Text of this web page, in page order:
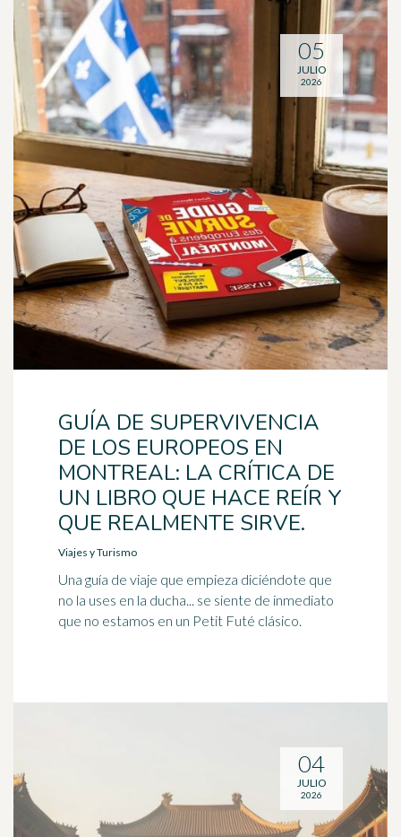
GUÍA DE SUPERVIVENCIA
DE LOS EUROPEOS EN
MONTREAL: LA CRÍTICA DE
UN LIBRO QUE HACE REÍR Y
QUE REALMENTE SIRVE.
Viajes y Turismo
Una guía de viaje que empieza diciéndote que
no la uses en la ducha... se siente de inmediato
que no estamos en un Petit Futé clásico.
05
JULIO
2026
04
JULIO
2026